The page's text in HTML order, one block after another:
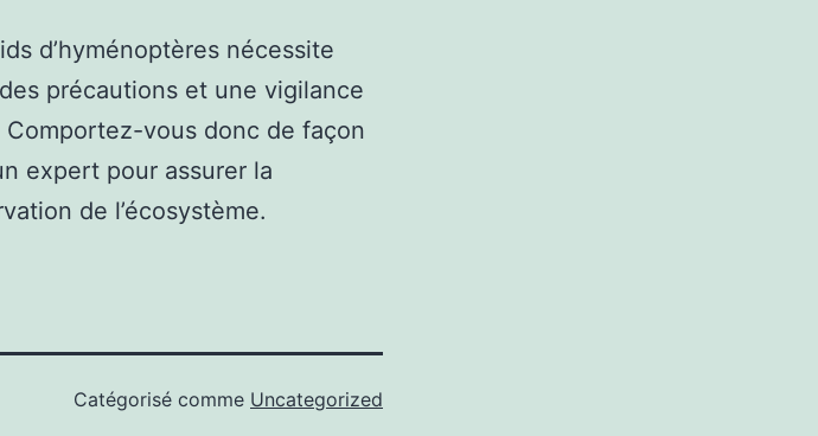
d’hyménoptères nécessite
précautions et une vigilance
vous donc de façon
expert pour assurer la
de l’écosystème.
Catégorisé comme Uncategorized